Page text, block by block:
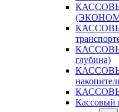
глубина)
Кассовый